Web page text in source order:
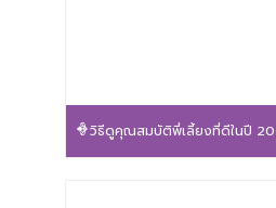
วิธีดูคุณสมบัติพี่เลี้ยงที่ดีในปี 2026: คู่มือเลือกผู้ช่